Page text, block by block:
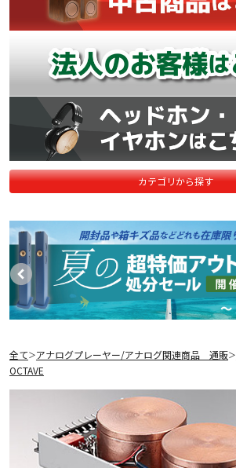
カテゴリから探す
全て＞アナログプレーヤー/アナログ関連商品 通販＞
OCTAVE